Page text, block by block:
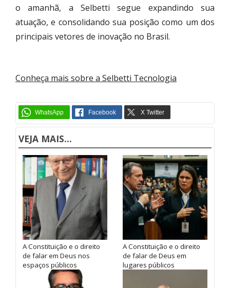
o amanhã, a Selbetti segue expandindo sua
atuação, e consolidando sua posição como um dos
principais vetores de inovação no Brasil.
Conheça mais sobre a Selbetti Tecnologia
VEJA MAIS...
A Constituição e o direito
de falar em Deus nos
espaços públicos
A Constituição e o direito
de falar de Deus em
lugares públicos